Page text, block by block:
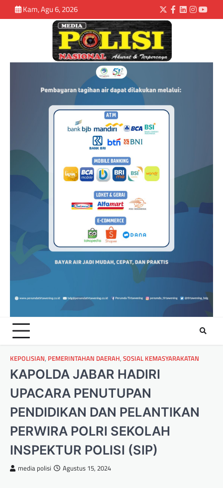
Kam, Agu 6, 2026
KEPOLISIAN, PEMERINTAHAN DAERAH, SOSIAL KEMASYARAKATAN
KAPOLDA JABAR HADIRI
UPACARA PENUTUPAN
PENDIDIKAN DAN PELANTIKAN
PERWIRA POLRI SEKOLAH
INSPEKTUR POLISI (SIP)
media polisi Agustus 15, 2024